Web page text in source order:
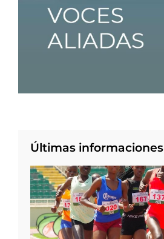
Últimas informaciones